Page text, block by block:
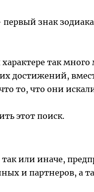
знак
так
достижений,
то, что они
этот поиск.
или иначе,
и партнеров, а